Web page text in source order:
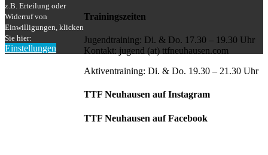
Trainingszeiten
Jugendtraining: Di. & Do. 17.30 – 19.30 Uhr
Kontakt: jugend (at) ttfneuhausen.com
Aktiventraining: Di. & Do. 19.30 – 21.30 Uhr
TTF Neuhausen auf Instagram
TTF Neuhausen auf Facebook
z.B. Erteilung oder
Widerruf von
Einwilligungen, klicken
Sie hier:
Einstellungen